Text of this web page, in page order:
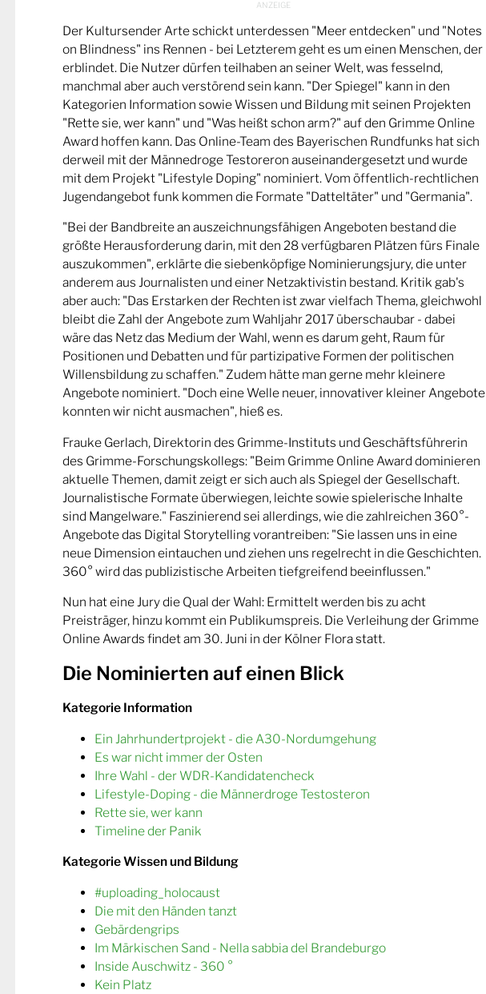
Der Kultursender Arte schickt unterdessen "Meer entdecken" und "Notes
on Blindness" ins Rennen - bei Letzterem geht es um einen Menschen, der
erblindet. Die Nutzer dürfen teilhaben an seiner Welt, was fesselnd,
manchmal aber auch verstörend sein kann. "Der Spiegel" kann in den
Kategorien Information sowie Wissen und Bildung mit seinen Projekten
"Rette sie, wer kann" und "Was heißt schon arm?" auf den Grimme Online
Award hoffen kann. Das Online-Team des Bayerischen Rundfunks hat sich
derweil mit der Männedroge Testoreron auseinandergesetzt und wurde
mit dem Projekt "Lifestyle Doping" nominiert. Vom öffentlich-rechtlichen
Jugendangebot funk kommen die Formate "Datteltäter" und "Germania".
"Bei der Bandbreite an auszeichnungsfähigen Angeboten bestand die
größte Herausforderung darin, mit den 28 verfügbaren Plätzen fürs Finale
auszukommen", erklärte die siebenköpfige Nominierungsjury, die unter
anderem aus Journalisten und einer Netzaktivistin bestand. Kritik gab's
aber auch: "Das Erstarken der Rechten ist zwar vielfach Thema, gleichwohl
bleibt die Zahl der Angebote zum Wahljahr 2017 überschaubar - dabei
wäre das Netz das Medium der Wahl, wenn es darum geht, Raum für
Positionen und Debatten und für partizipative Formen der politischen
Willensbildung zu schaffen." Zudem hätte man gerne mehr kleinere
Angebote nominiert. "Doch eine Welle neuer, innovativer kleiner Angebote
konnten wir nicht ausmachen", hieß es.
Frauke Gerlach, Direktorin des Grimme-Instituts und Geschäftsführerin
des Grimme-Forschungskollegs: "Beim Grimme Online Award dominieren
aktuelle Themen, damit zeigt er sich auch als Spiegel der Gesellschaft.
Journalistische Formate überwiegen, leichte sowie spielerische Inhalte
sind Mangelware." Faszinierend sei allerdings, wie die zahlreichen 360°-
Angebote das Digital Storytelling vorantreiben: "Sie lassen uns in eine
neue Dimension eintauchen und ziehen uns regelrecht in die Geschichten.
360° wird das publizistische Arbeiten tiefgreifend beeinflussen."
Nun hat eine Jury die Qual der Wahl: Ermittelt werden bis zu acht
Preisträger, hinzu kommt ein Publikumspreis. Die Verleihung der Grimme
Online Awards findet am 30. Juni in der Kölner Flora statt.
Die Nominierten auf einen Blick
Kategorie Information
Ein Jahrhundertprojekt - die A30-Nordumgehung
Es war nicht immer der Osten
Ihre Wahl - der WDR-Kandidatencheck
Lifestyle-Doping - die Männerdroge Testosteron
Rette sie, wer kann
Timeline der Panik
Kategorie Wissen und Bildung
#uploading_holocaust
Die mit den Händen tanzt
Gebärdengrips
Im Märkischen Sand - Nella sabbia del Brandeburgo
Inside Auschwitz - 360 °
Kein Platz